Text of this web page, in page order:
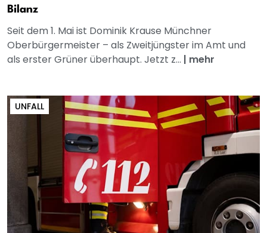
Bilanz
Seit dem 1. Mai ist Dominik Krause Münchner
Oberbürgermeister – als Zweitjüngster im Amt und
als erster Grüner überhaupt. Jetzt z... | mehr
UNFALL